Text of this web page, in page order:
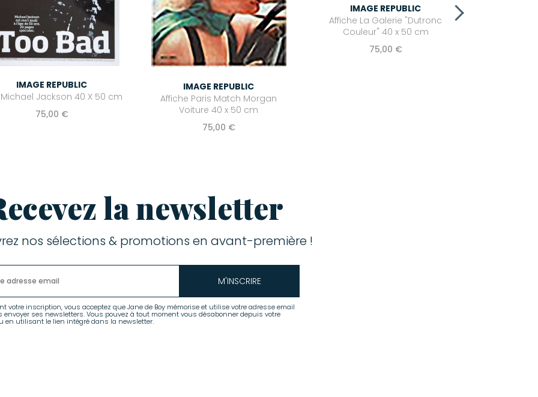
IMAGE REPUBLIC
Jackson 40 X 50 cm
75,00 €
IMAGE REPUBLIC
Affiche Paris Match Morgan
Voiture 40 x 50 cm
75,00 €
IMAGE REPUBLIC
Affiche La Galerie "Dutronc
Couleur" 40 x 50 cm
75,00 €
la newsletter
nos sélections & promotions en avant-première !
M'INSCRIRE
votre inscription, vous acceptez que Jane de Boy mémorise et utilise votre adresse email
envoyer ses newsletters. Vous pouvez à tout moment vous désabonner depuis votre
en utilisant le lien intégré dans la newsletter.